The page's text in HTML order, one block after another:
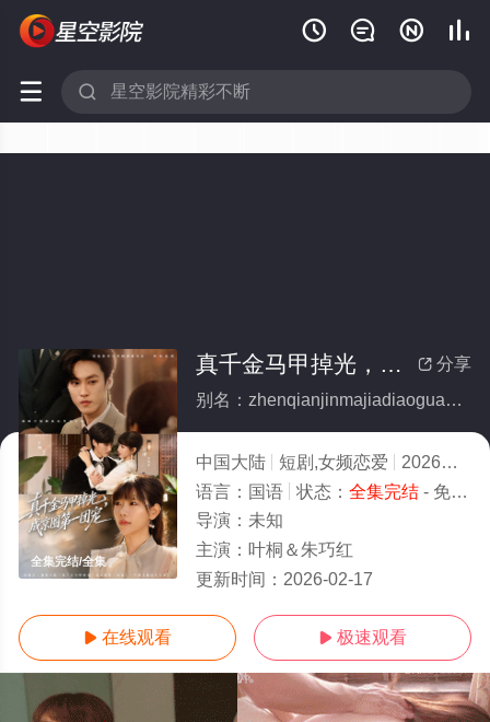
   
 
全集完结/全集
 分享
真千金马甲掉光，成京圈第一团宠(全集)
别名：zhenqianjinmajiadiaoguangchengjingquandiyituanchong
中国大陆 短剧,女频恋爱 2026
10.0
语言： 国语 状态： 全集完结- 免费在线观看
导演： 未知
主演： 叶桐＆朱巧红
更新时间： 2026-02-17
 在线观看  极速观看